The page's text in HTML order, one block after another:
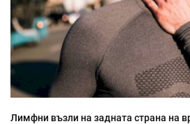
Лимфни възли на задната страна на